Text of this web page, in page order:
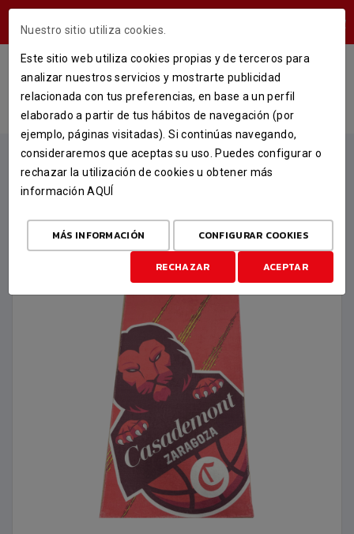
TOALLA DE PLAYA 80X160
INICIO TIENDA
MERCHANDISING
TOALLA DE PLAYA 80X160
Nuestro sitio utiliza cookies.
Este sitio web utiliza cookies propias y de terceros para
analizar nuestros servicios y mostrarte publicidad
relacionada con tus preferencias, en base a un perfil
elaborado a partir de tus hábitos de navegación (por
ejemplo, páginas visitadas). Si continúas navegando,
consideraremos que aceptas su uso. Puedes configurar o
rechazar la utilización de cookies u obtener más
informaciónAQUÍ
MÁS INFORMACIÓN CONFIGURAR COOKIES
RECHAZAR ACEPTAR